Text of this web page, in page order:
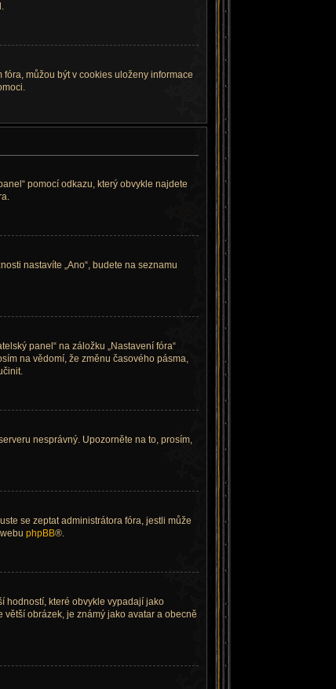
můžou být v cookies uloženy informace
pomocí odkazu, který obvykle najdete
nastavíte „Ano“, budete na seznamu
panel“ na záložku „Nastavení fóra“
na vědomí, že změnu časového pásma,
nesprávný. Upozorněte na to, prosím,
se zeptat administrátora fóra, jestli může
webuphpBB®.
hodností, které obvykle vypadají jako
obrázek, je známý jako avatar a obecně